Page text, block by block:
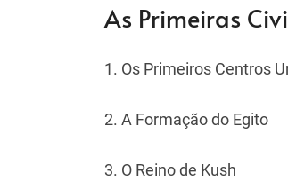
As Primeiras
1. Os Primeiros Centros
2. A Formação do Egito
3. O Reino de Kush